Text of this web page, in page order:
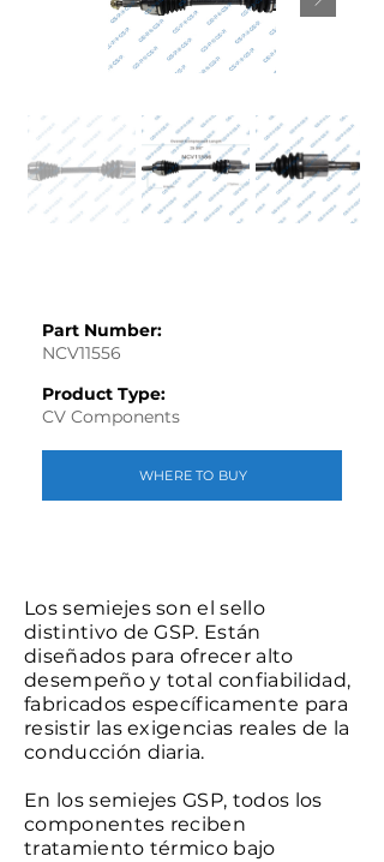
Part Number:
NCV11556
Product Type:
CV Components
WHERE TO BUY
Los semiejes son el sello
distintivo de GSP. Están
diseñados para ofrecer alto
desempeño y total confiabilidad,
fabricados específicamente para
resistir las exigencias reales de la
conducción diaria.
En los semiejes GSP, todos los
componentes reciben
tratamiento térmico bajo